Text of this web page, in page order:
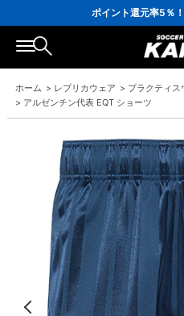
ポイント還元率5％
会員の方にはお誕生月に「10
16,000円(税込)以上でシ
3,300円(税込)以
ホーム > レプリカウェア > プラクティス
> アルゼンチン代表 EQT ショーツ